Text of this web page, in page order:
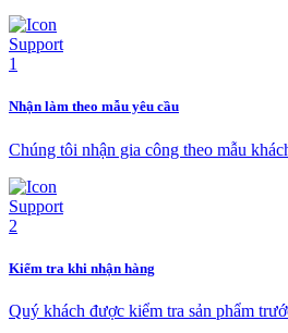
Nhận làm theo mẫu yêu cầu
Chúng tôi nhận gia công theo mẫu
Kiểm tra khi nhận hàng
Quý khách được kiểm tra sản phẩm